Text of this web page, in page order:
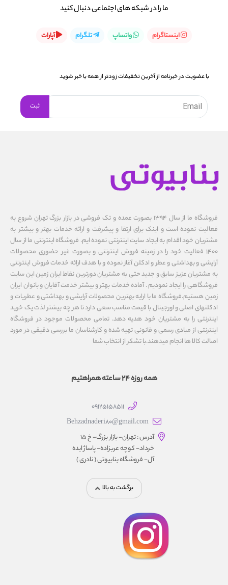
ما را در شبكه های اجتماعی دنبال کنید
اینستاگرام واتساپ تلگرام آپارات
با عضویت در خبرنامه از آخرین تخفیفات زودتر از همه با خبر شوید
فروشگاه ما از سال ۱۳۹۴ بصورت عمده و تک فروشی در بازار بزرگ تهران شروع به
فعالیت نموده است و اینک برای ارتقا و پیشرفت و ارائه خدمات بهتر و بیشتر به
مشتریان خود اقدام به ایجاد سایت اینترنتی نموده ایم. فروشگاه اینترنتی ما از سال
1400 فعالیت خود را در زمینه فروش اینترنتی و بصورت غیر حضوری محصولات
آرایشی و بهداشتی و عطر و ادکلن آغاز نموده و با هدف ارائه خدمات فروش اینترنتی
به مشتریان عزیز سابق و جدید حتی به مشتریان دورترین نقاط ایران زمین این سایت
فروشگاهی را ایجاد نمودیم . آماده خدمات بهتر و بیشتر خدمت آقایان و بانوان ایران
زمین هستیم.فروشگاه ما با ارایه بهترین محصولات آرایشی و بهداشتی و عطریات و
ادکلنهای اصلی و اورجینال با قیمت مناسب سعی دارد تا هر چه بیشتر لذت یک خرید
اینترنتی را به مشتریان خود هدیه دهد. تمامی محصولات موجود در فروشگاه
اینترنتی از مبادی رسمی و قانونی تهیه شده و کارشناسان ما بررسی دقیقی در مورد
اصالت کالا ها انجام میدهند.با تشکر از انتخاب شما
همه روزه 24 ساعته همراهتیم
09125158511
Behzadnaderi80@gmail.com
آدرس : تهران- بازار بزرگ- خ ۱۵
خرداد- کوچه عربزاده- پاساژ ایده
آل- فروشگاه بنابیوتی ( نادری )
برگشت به بالا